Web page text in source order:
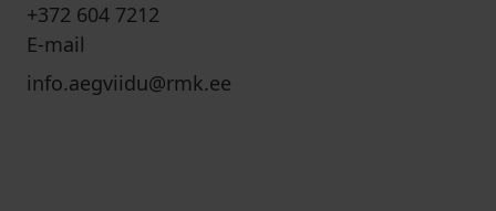
+372 604 7212
E-mail
info.aegviidu@rmk.ee